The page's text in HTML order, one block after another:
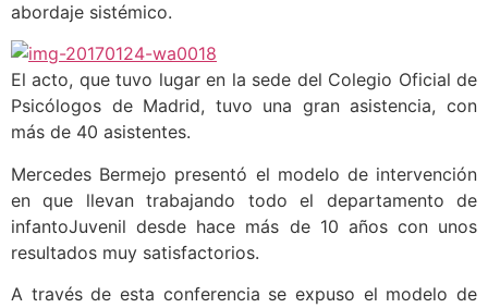
abordaje sistémico.
El acto, que tuvo lugar en la sede del Colegio Oficial de
Psicólogos de Madrid, tuvo una gran asistencia, con
más de 40 asistentes.
Mercedes Bermejo presentó el modelo de intervención
en que llevan trabajando todo el departamento de
infantoJuvenil desde hace más de 10 años con unos
resultados muy satisfactorios.
A través de esta conferencia se expuso el modelo de